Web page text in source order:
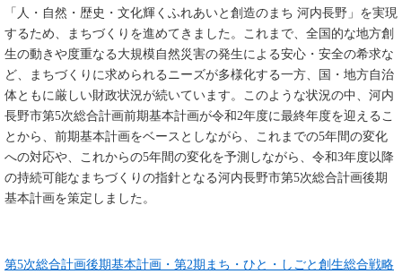
「人・自然・歴史・文化輝くふれあいと創造のまち 河内長野」を実現
するため、まちづくりを進めてきました。これまで、全国的な地方創
生の動きや度重なる大規模自然災害の発生による安心・安全の希求な
ど、まちづくりに求められるニーズが多様化する一方、国・地方自治
体ともに厳しい財政状況が続いています。このような状況の中、河内
長野市第5次総合計画前期基本計画が令和2年度に最終年度を迎えるこ
とから、前期基本計画をベースとしながら、これまでの5年間の変化
への対応や、これからの5年間の変化を予測しながら、令和3年度以降
の持続可能なまちづくりの指針となる河内長野市第5次総合計画後期
基本計画を策定しました。
第5次総合計画後期基本計画・第2期まち・ひと・しごと創生総合戦略